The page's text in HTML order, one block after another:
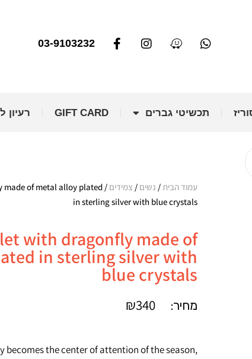
03-9103232
תכשיטי גברים GIFT CARD רעיון
עמוד הבית/ נשים / צמידים
made of metal alloy plated
in sterling silver with blue crystals
with dragonfly made of
in sterling silver with
blue crystals
מחיר: ₪340
becomes the center of attention of the season,